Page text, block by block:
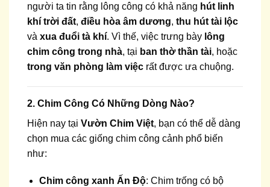
người ta tin rằng lông công có khả năng hút linh
khí trời đất, điều hòa âm dương, thu hút tài lộc
và xua đuổi tà khí. Vì thế, việc trưng bày lông
chim công trong nhà, tại ban thờ thần tài, hoặc
trong văn phòng làm việc rất được ưa chuộng.
2. Chim Công Có Những Dòng Nào?
Hiện nay tại Vườn Chim Việt, bạn có thể dễ dàng
chọn mua các giống chim công cảnh phổ biến
như:
Chim công xanh Ấn Độ: Chim trống có bộ